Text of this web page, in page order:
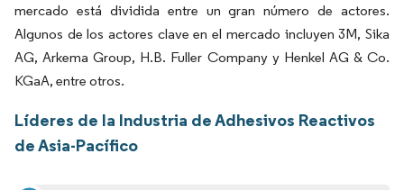
mercado está dividida entre un gran número de actores.
Algunos de los actores clave en el mercado incluyen 3M, Sika
AG, Arkema Group, H.B. Fuller Company y Henkel AG & Co.
KGaA, entre otros.
Líderes de la Industria de Adhesivos Reactivos
de Asia-Pacífico